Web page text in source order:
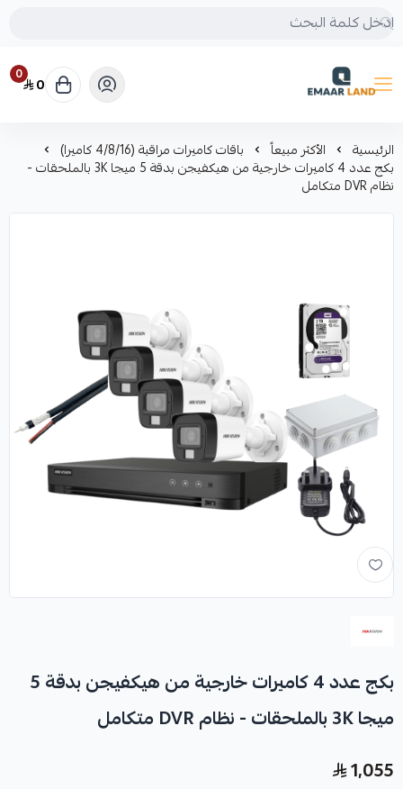
إعمار لاند
0 0
الرئيسية الأكثر مبيعاً باقات كاميرات مراقبة (4/8/16 كاميرا)
بكج عدد 4 كاميرات خارجية من هيكفيجن بدقة 5 ميجا 3K بالملحقات -
نظام DVR متكامل
بكج عدد 4 كاميرات خارجية من هيكفيجن بدقة 5
ميجا 3K بالملحقات - نظام DVR متكامل
1,055